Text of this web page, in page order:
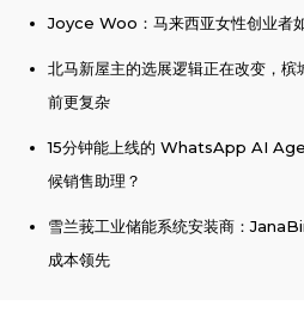
Joyce Woo：马来西亚女性创业者
北马新屋主的选展逻辑正在改变，
前更复杂
15分钟能上线的 WhatsApp AI
候销售助理？
雪兰莪工业储能系统安装商：
成本领先